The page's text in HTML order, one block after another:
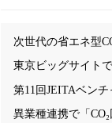
第11回JEITAベン